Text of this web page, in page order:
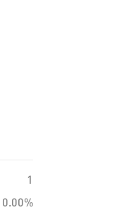
1
0.00%